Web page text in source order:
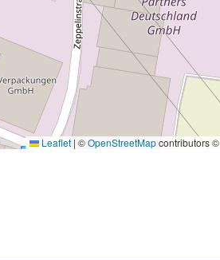
Leaflet | ©OpenStreetMapcontributors ©